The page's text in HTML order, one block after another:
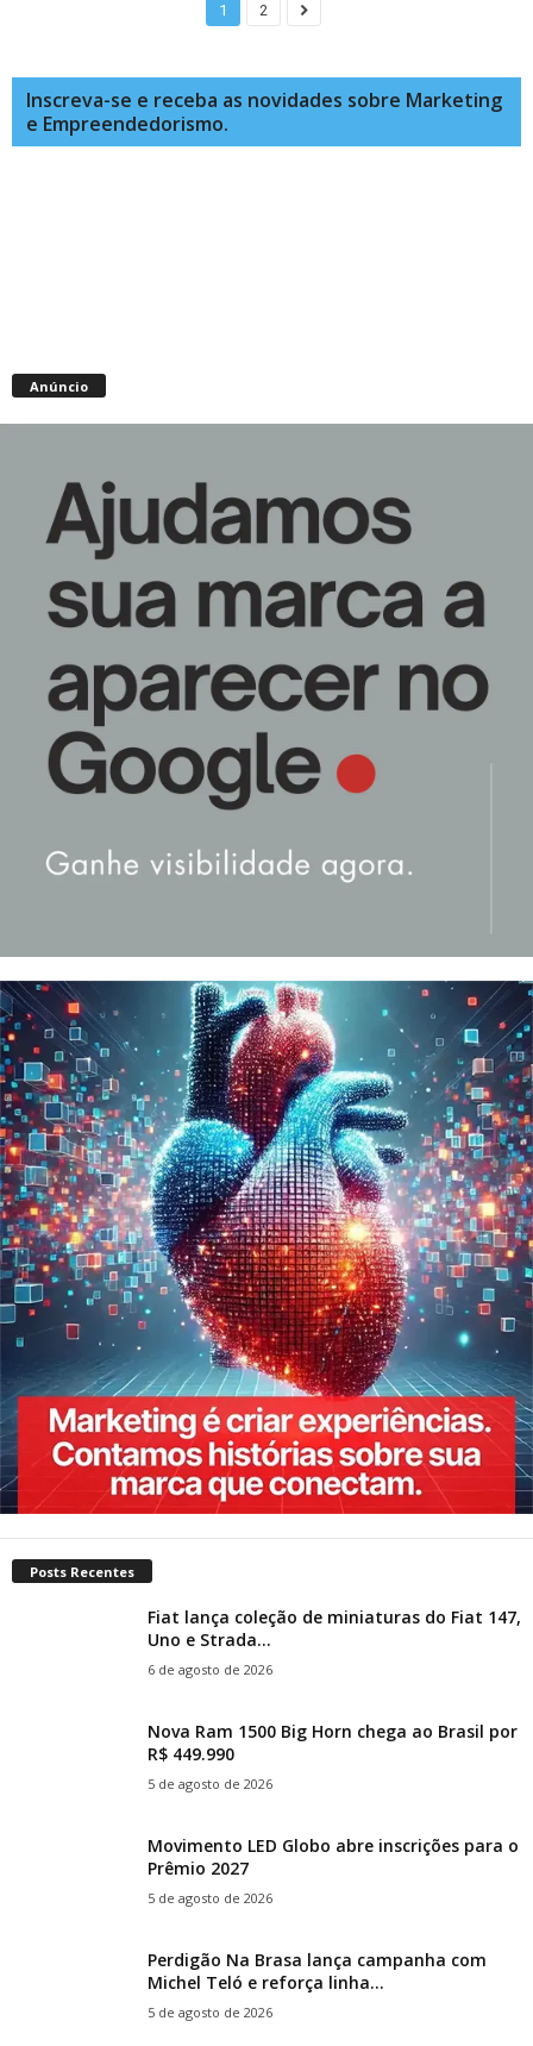
1 2
Inscreva-se e receba as novidades sobre Marketing
e Empreendedorismo.
Anúncio
Posts Recentes
Fiat lança coleção de miniaturas do Fiat 147,
Uno e Strada...
6 de agosto de 2026
Nova Ram 1500 Big Horn chega ao Brasil por
R$ 449.990
5 de agosto de 2026
Movimento LED Globo abre inscrições para o
Prêmio 2027
5 de agosto de 2026
Perdigão Na Brasa lança campanha com
Michel Teló e reforça linha...
5 de agosto de 2026